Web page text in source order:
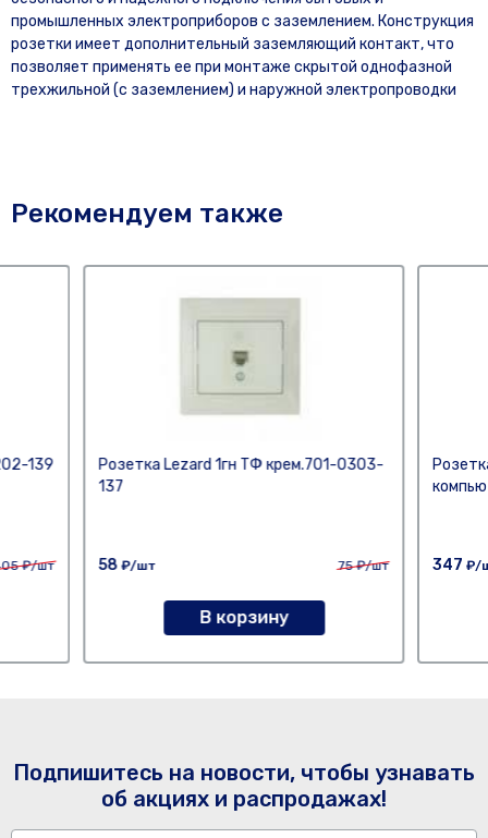
промышленных электроприборов с заземлением. Конструкция
розетки имеет дополнительный заземляющий контакт, что
позволяет применять ее при монтаже скрытой однофазной
трехжильной (с заземлением) и наружной электропроводки
Рекомендуем также
139
₽/шт
Розетка Lezard 1гн ТФ крем.701-0303-
137
58 ₽/шт 75₽/шт
В корзину
347 ₽/
Подпишитесь на новости, чтобы узнавать
об акциях и распродажах!